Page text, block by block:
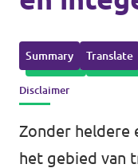
Volt Arnhem
Volt Delft
...alle Volt
Afdelingen
Standpunten
Over Volt
Mensen
Nieuws
Summary Translate
Disclaimer
Zonder heldere
het gebied van